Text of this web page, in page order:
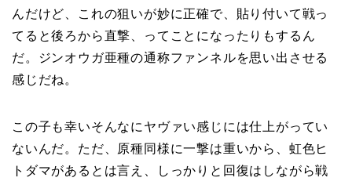
んだけど、これの狙いが妙に正確で、貼り付いて戦っ
てると後ろから直撃、ってことになったりもするん
だ。ジンオウガ亜種の通称ファンネルを思い出させる
感じだね。
この子も幸いそんなにヤヴァい感じには仕上がってい
ないんだ。ただ、原種同様に一撃は重いから、虹色ヒ
トダマがあるとは言え、しっかりと回復はしながら戦